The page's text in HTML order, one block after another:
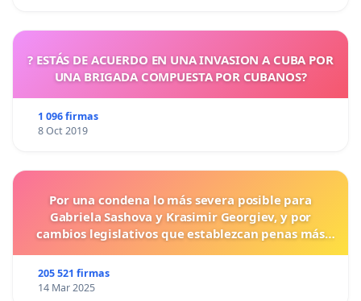
? ESTÁS DE ACUERDO EN UNA INVASION A CUBA POR
UNA BRIGADA COMPUESTA POR CUBANOS?
1 096 firmas
8 Oct 2019
Por una condena lo más severa posible para
Gabriela Sashova y Krasimir Georgiev, y por
cambios legislativos que establezcan penas más
205 521 firmas
14 Mar 2025